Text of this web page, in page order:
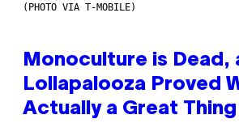
(PHOTO VIA T-MOBILE)
Monoculture is Dead,
Lollapalooza Proved
Actually a Great Thing